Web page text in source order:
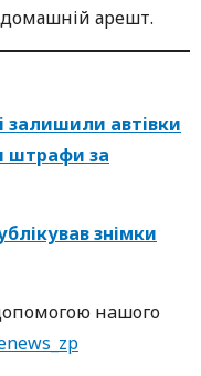
арешт.
залишили автівки
штрафи за
знімки
нaшoгo